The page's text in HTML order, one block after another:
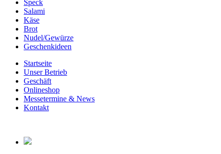
Speck
Salami
Käse
Brot
Nudel/Gewürze
Geschenkideen
Startseite
Unser Betrieb
Geschäft
Onlineshop
Messetermine & News
Kontakt